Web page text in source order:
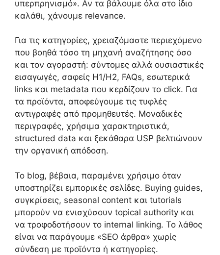
υπερπρηνισμό». Αν τα βάλουμε όλα στο ίδιο
καλάθι, χάνουμε relevance.
Για τις κατηγορίες, χρειαζόμαστε περιεχόμενο
που βοηθά τόσο τη μηχανή αναζήτησης όσο
και τον αγοραστή: σύντομες αλλά ουσιαστικές
εισαγωγές, σαφείς H1/H2, FAQs, εσωτερικά
links και metadata που κερδίζουν το click. Για
τα προϊόντα, αποφεύγουμε τις τυφλές
αντιγραφές από προμηθευτές. Μοναδικές
περιγραφές, χρήσιμα χαρακτηριστικά,
structured data και ξεκάθαρα USP βελτιώνουν
την οργανική απόδοση.
Το blog, βέβαια, παραμένει χρήσιμο όταν
υποστηρίζει εμπορικές σελίδες. Buying guides,
συγκρίσεις, seasonal content και tutorials
μπορούν να ενισχύσουν topical authority και
να τροφοδοτήσουν το internal linking. Το λάθος
είναι να παράγουμε «SEO άρθρα» χωρίς
σύνδεση με προϊόντα ή κατηγορίες.